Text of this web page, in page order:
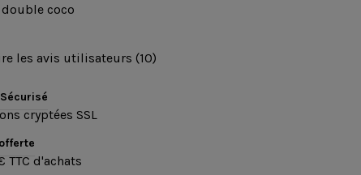
coco
les avis utilisateurs (10)
cryptées SSL
TTC d'achats